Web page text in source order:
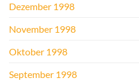
Dezember 1998
November 1998
Oktober 1998
September 1998